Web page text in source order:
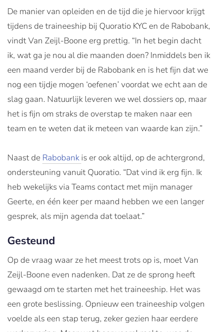
De manier van opleiden en de tijd die je hiervoor krijgt
tijdens de traineeship bij Quoratio KYC en de Rabobank,
vindt Van Zeijl-Boone erg prettig. “In het begin dacht
ik, wat ga je nou al die maanden doen? Inmiddels ben ik
een maand verder bij de Rabobank en is het fijn dat we
nog een tijdje mogen ‘oefenen’ voordat we echt aan de
slag gaan. Natuurlijk leveren we wel dossiers op, maar
het is fijn om straks de overstap te maken naar een
team en te weten dat ik meteen van waarde kan zijn.”
Naast de Rabobank is er ook altijd, op de achtergrond,
ondersteuning vanuit Quoratio. “Dat vind ik erg fijn. Ik
heb wekelijks via Teams contact met mijn manager
Geerte, en één keer per maand hebben we een langer
gesprek, als mijn agenda dat toelaat.”
Gesteund
Op de vraag waar ze het meest trots op is, moet Van
Zeijl-Boone even nadenken. Dat ze de sprong heeft
gewaagd om te starten met het traineeship. Het was
een grote beslissing. Opnieuw een traineeship volgen
voelde als een stap terug, zeker gezien haar eerdere